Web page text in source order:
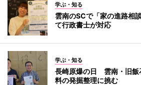
学ぶ・知る
雲南のSCで「家の進路相
て行政書士が対応
学ぶ・知る
長崎原爆の日 雲南・旧飯
料の発掘整理に挑む